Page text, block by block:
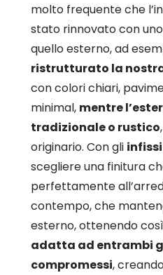
molto frequente che
stato rinnovato con
quello esterno, ad
ristrutturato la
con colori chiari,
minimal, mentre
tradizionale o rustico
originario. Con gli
scegliere una finitura
perfettamente
contempo, che
esterno, ottenendo
adatta ad entrambi
compromessi,